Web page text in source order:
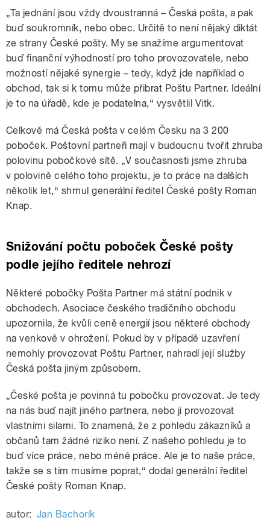
„Ta jednání jsou vždy dvoustranná – Česká pošta, a pak
buď soukromník, nebo obec. Určitě to není nějaký diktát
ze strany České pošty. My se snažíme argumentovat
buď finanční výhodností pro toho provozovatele, nebo
možností nějaké synergie – tedy, když jde například o
obchod, tak si k tomu může přibrat Poštu Partner. Ideální
je to na úřadě, kde je podatelna,“ vysvětlil Vitk.
Celkově má Česká pošta v celém Česku na 3 200
poboček. Poštovní partneři mají v budoucnu tvořit zhruba
polovinu pobočkové sítě. „V současnosti jsme zhruba
v polovině celého toho projektu, je to práce na dalších
několik let,“ shrnul generální ředitel České pošty Roman
Knap.
Snižování počtu poboček České pošty
podle jejího ředitele nehrozí
Některé pobočky Pošta Partner má státní podnik v
obchodech. Asociace českého tradičního obchodu
upozornila, že kvůli ceně energií jsou některé obchody
na venkově v ohrožení. Pokud by v případě uzavření
nemohly provozovat Poštu Partner, nahradí její služby
Česká pošta jiným způsobem.
„České pošta je povinná tu pobočku provozovat. Je tedy
na nás buď najít jiného partnera, nebo ji provozovat
vlastními silami. To znamená, že z pohledu zákazníků a
občanů tam žádné riziko není. Z našeho pohledu je to
buď více práce, nebo méně práce. Ale je to naše práce,
takže se s tím musíme poprat,“ dodal generální ředitel
České pošty Roman Knap.
autor: Jan Bachorík